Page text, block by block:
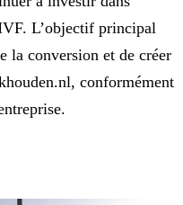
L’objectif principal
la conversion et de créer
conformément